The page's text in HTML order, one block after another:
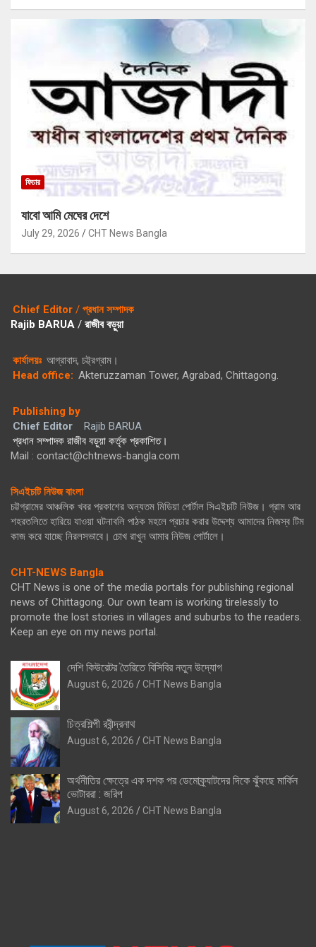
ফিচার
যাবো আমি মেঘের দেশে
July 29, 2026 CHT News Bangla
Chief Editor / প্রধান সম্পাদক
Rajib BARUA / রাজীব বড়ুয়া
কার্যালয়ঃ আগ্রাবাদ, চট্ট্রগ্রাম।
Head office: Akteruzzaman Tower, Agrabad, Chittagong.
Publishing by
Chief Editor
Rajib BARUA
প্রধান সম্পাদক রাজীব বড়ুয়া কর্তৃক প্রকাশিত।
Mail : contact@chtnews-bangla.com
সিএইচটি নিউজ বাংলা
চট্টগ্রামের আঞ্চলিক খবর প্রকাশের অন্যতম মিডিয়া পোর্টাল সিএইচটি নিউজ। গ্রাম আর
শহরতলিতে হারিয়ে যাওয়া ঘটনাবলি পাঠক মহলে প্রচার করার উদ্দেশ্য আমাদের নিজস্ব টিম
কাজ করে যাচ্ছে নিরলসভাবে। চোখ রাখুন আমার নিউজ পোর্টালে।
CHT-NEWS Bangla
CHT News is one of the media portals for publishing regional
news of Chittagong. Our own team is working tirelessly to
promote the lost stories in villages and suburbs to the readers.
Keep an eye on my news portal.
দেশি কিউরেটর তৈরিতে বিসিবির নতুন উদ্যোগ
August 6, 2026 CHT News Bangla
চিত্রশিল্পী রবীন্দ্রনাথ
August 6, 2026 CHT News Bangla
অর্থনীতির ক্ষেত্রে এক দশক পর ডেমোক্র্যাটদের দিকে ঝুঁকছে মার্কিন
ভোটাররা : জরিপ
August 6, 2026 CHT News Bangla